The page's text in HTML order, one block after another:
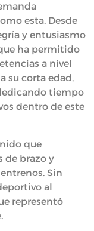
esta. Desde
y entusiasmo
ha permitido
a nivel
su corta edad,
tiempo
dentro de este
que
de brazo y
Sin
al
representó